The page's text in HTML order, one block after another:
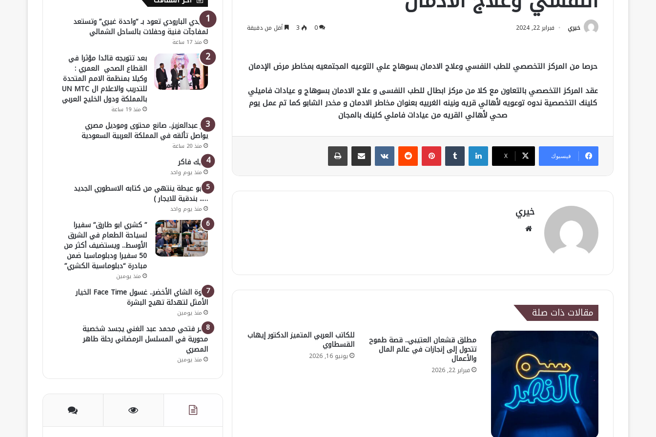
خيري فبراير 22, 2024 0
3 أقل من دقيقة
حرصا من المركز التخصصي للطب النفسي وعلاج الادمان بسوهاج علي التوعيه المجتمعيه بمخاطر مرض الإدمان
عقد المركز التخصصي بالتعاون مع كلا من مركز ابطال للطب النفسى و علاج الادمان بسوهاج و عيادات فاميلي
كلينك التخصصية ندوه توعويه لأهالي قريه ونينه الغربيه بعنوان مخاطر الادمان و مخدر الشابو كما تم عمل يوم
صحي لأهالي القريه من عيادات فاملي كلينك بالمجان
فيسبوك ‫X
لينكدإن بينتيريست مشاركة عبر البريد طباعة
خيري
مقالات ذات صلة
مطلق قشعان العتيبي.. قصة طموح
تتحول إلى إنجازات في عالم المال
والأعمال
فبراير 22, 2026
للكاتب العربي المتميز الدكتور إيهاب
القسطاوي
يونيو 16, 2026
هايدي البارودي تعود بـ “واحدة غيري” وتستعد
لمفاجآت فنية وحفلات بالساحل الشمالي
منذ 17 ساعة
بعد تتويجه قائدا مؤثرا في
القطاع الصحي العمري :
وكيلا بمنظمة الامم المتحدة
للتدريب والاعلام ال UN MTC
بالمملكة ودول الخليج العربي
منذ 19 ساعة
بدر عبدالعزيز.. صانع محتوى وموديل مصري
يواصل تألقه في المملكة العربية السعودية
منذ 20 ساعة
خليك فاكر
منذ يوم واحد
( أبو عيطة ينتهي من كتابه الاسطوري الجديد
….. بندقية للايجار )
منذ يوم واحد
” كشري ابو طارق” سفيرا
لسياحة الطعام في الشرق
الأوسط.. ويستضيف أكثر من
50 سفيرا ودبلوماسيا ضمن
مبادرة “دبلوماسية الكشري”
منذ يومين
قوة الشاي الأخضر.. غسول Face Time الخيار
الأمثل لتهدئة تهيج البشرة
منذ يومين
عمر فتحي محمد عبد الغني يجسد شخصية
محورية في المسلسل الرمضاني رحلة طاهر
المصري
منذ يومين